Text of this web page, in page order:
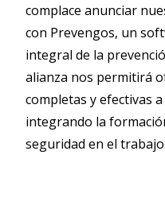
complace anunciar
con Prevengos, un
integral de la
alianza nos permitirá
completas y efectivas
integrando la
seguridad en el trabajo.